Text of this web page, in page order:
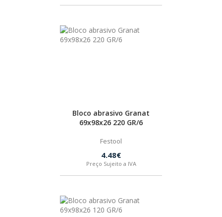
Bloco abrasivo Granat
69x98x26 220 GR/6
Festool
4.48€
Preço Sujeito a IVA